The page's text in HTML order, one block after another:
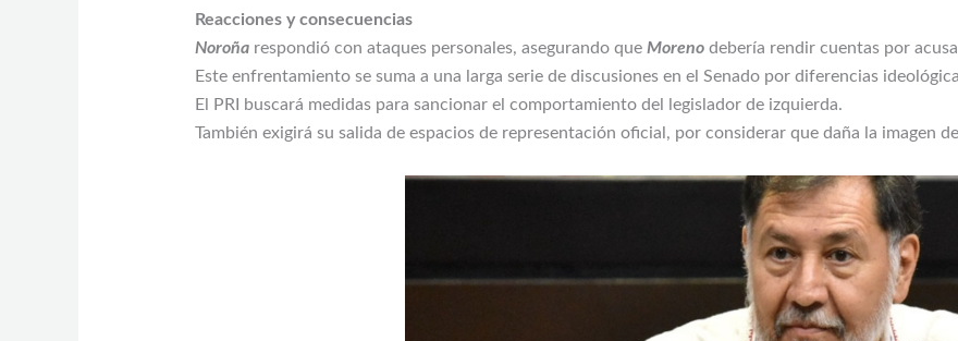
Reacciones y consecuencias
Noroñarespondió con ataques personales, asegurando que Morenodebería rendir cuentas por
Este enfrentamiento se suma a una larga serie de discusiones en el Senado por diferencias
El PRI buscará medidas para sancionar el comportamiento del legislador de izquierda.
También exigirá su salida de espacios de representación oficial, por considerar que daña la imagen